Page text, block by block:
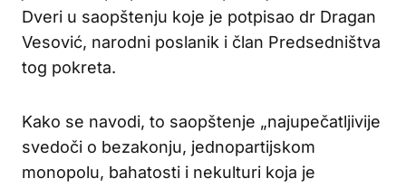
Dveri u saopštenju koje je potpisao dr Dragan
Vesović, narodni poslanik i član Predsedništva
tog pokreta.
Kako se navodi, to saopštenje „najupečatljivije
svedoči o bezakonju, jednopartijskom
monopolu, bahatosti i nekulturi koja je